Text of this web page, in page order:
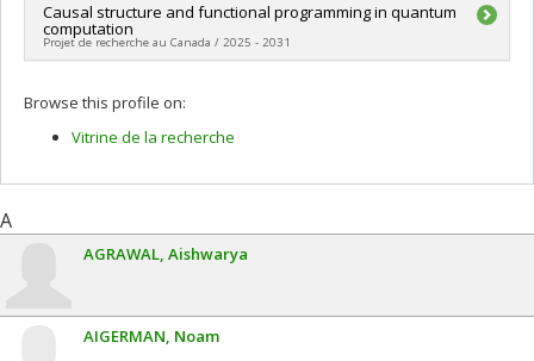
Lead researcher : Hlér Kristjánsson
Funding sources:
CRSNG/Conseil de recherches en sciences
naturelles et génie du Canada (CRSNG)
la découverte individuelle ou de groupe
Causal structure and functional programming in quantum
computation
Projet de recherche au Canada / 2025 - 2031
Funding sources:CRSNG/Conseil de recherches en sciences
naturelles et génie du Canada (CRSNG)
Browse this profile on:
Vitrine de la recherche
A
AGRAWAL Aishwarya
AIGERMAN Noam